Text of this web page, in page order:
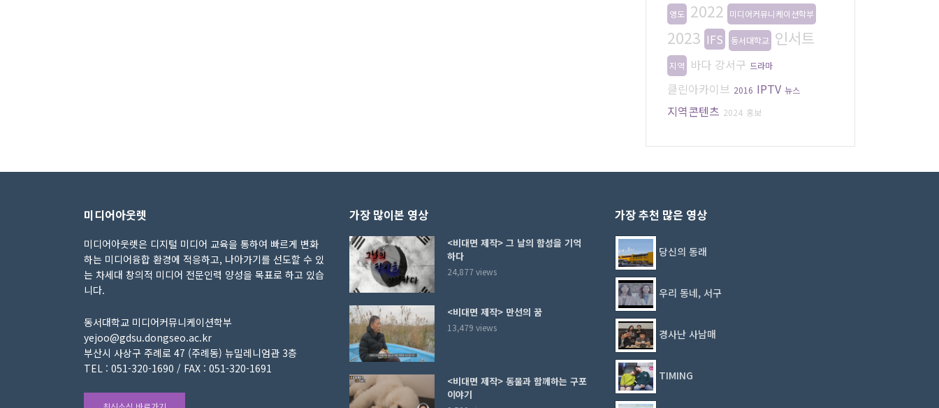
영도 2022 미디어커뮤니케이션학부
2023 IFS 동서대학교 인서트
지역 바다 강서구 드라마
클린아카이브 2016 IPTV 뉴스
지역콘텐츠 2024 홍보
미디어아웃렛
미디어아웃렛은 디지털 미디어 교육을 통하여 빠르게 변화
하는 미디어융합 환경에 적응하고, 나아가기를 선도할 수 있
는 차세대 창의적 미디어 전문인력 양성을 목표로 하고 있습
니다.
동서대학교 미디어커뮤니케이션학부
yejoo@gdsu.dongseo.ac.kr
부산시 사상구 주례로 47 (주례동) 뉴밀레니엄관 3층
TEL : 051-320-1690 / FAX : 051-320-1691
가장 많이본 영상
<비대면 제작> 그 날의 함성을 기억
하다
24,877 views
<비대면 제작> 만선의 꿈
13,479 views
<비대면 제작> 동물과 함께하는 구포
이야기
가장 추천 많은 영상
당신의 동래
우리 동네, 서구
경사난 사남매
TIMING